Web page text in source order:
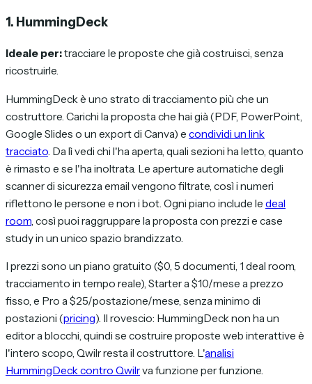
1. HummingDeck
Ideale per:tracciare le proposte che già costruisci, senza
ricostruirle.
HummingDeck è uno strato di tracciamento più che un
costruttore. Carichi la proposta che hai già (PDF, PowerPoint,
Google Slides o un export di Canva) e condividi un link
tracciato. Da lì vedi chi l'ha aperta, quali sezioni ha letto, quanto
è rimasto e se l'ha inoltrata. Le aperture automatiche degli
scanner di sicurezza email vengono filtrate, così i numeri
riflettono le persone e non i bot. Ogni piano include le deal
room, così puoi raggruppare la proposta con prezzi e case
study in un unico spazio brandizzato.
I prezzi sono un piano gratuito ($0, 5 documenti, 1 deal room,
tracciamento in tempo reale), Starter a $10/mese a prezzo
fisso, e Pro a $25/postazione/mese, senza minimo di
postazioni (pricing). Il rovescio: HummingDeck non ha un
editor a blocchi, quindi se costruire proposte web interattive è
l'intero scopo, Qwilr resta il costruttore. L'analisi
HummingDeck contro Qwilrva funzione per funzione.